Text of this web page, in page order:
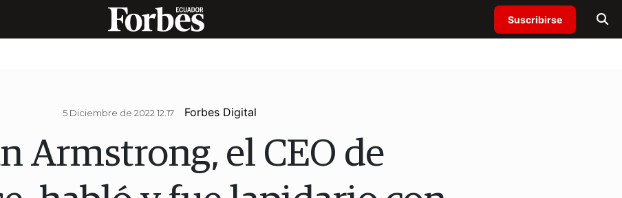
Suscribirse
5 Diciembre de 2022 12.17 Forbes Digital
Armstrong, el CEO de